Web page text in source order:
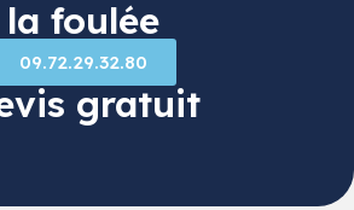
la foulée
09.72.29.32.80
gratuit